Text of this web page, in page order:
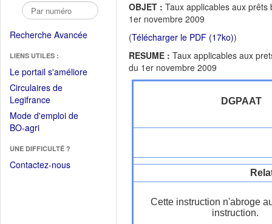
Recherche Avancée
LIENS UTILES :
Le portail s'améliore(Fichier
Circulaires de
Legifrance(Ouvrir
dans
une
fenêtre)
Mode d'emploi de
BO-agri(Ouvrir
une
nouvelle
UNE DIFFICULTÉ ?
Contactez-nous
OBJET : Taux applicables aux
1er novembre 2009
(Télécharger le PDF (17ko))
RESUME : Taux applicables aux
du 1er novembre 2009
DGPAAT
Cette instruction n'abroge
instruction.